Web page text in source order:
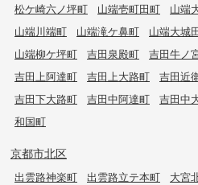
松ケ崎六ノ坪町
山端壱町田町 山端
山端川端町
山端滝ケ鼻町 山端大城
山端柳ケ坪町
吉田泉殿町 吉田牛ノ
吉田上阿達町
吉田上大路町 吉田近
吉田下大路町
吉田中阿達町 吉田中
和国町
京都市北区
出雲路神楽町 出雲路立テ本町 大宮